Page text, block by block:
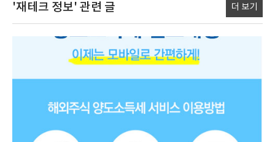
'재테크 정보' 관련 글 더 보기